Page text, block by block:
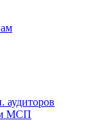
аудиторов
МСП